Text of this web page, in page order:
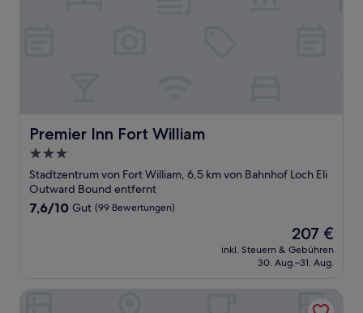
Premier Inn Fort William
Premier Inn Fort William
3.0-
Sterne-
Unterkunft
Stadtzentrum von Fort William, 6,5 km von Bahnhof Loch Eli
Outward Bound entfernt
7.6
7,6/10 Gut (99 Bewertungen)
Der
Preis
beträgt
207 €
inkl. Steuern & Gebühren
30. Aug.–31. Aug.